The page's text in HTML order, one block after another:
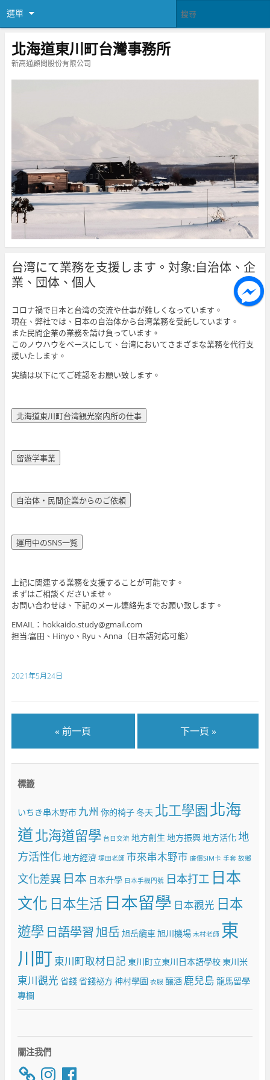
選單
北海道東川町台灣事務所
新高通顧問股份有限公司
台湾にて業務を支援します。対象:自治体、企
業、団体、個人
コロナ禍で日本と台湾の交流や仕事が難しくなっています。
現在、弊社では、日本の自治体から台湾業務を受託しています。
また民間企業の業務を請け負っています。
このノウハウをベースにして、台湾においてさまざまな業務を代行支
援いたします。
実績は以下にてご確認をお願い致します。
上記に関連する業務を支援することが可能です。
まずはご相談くださいませ。
お問い合わせは、下記のメール連絡先までお願い致します。
EMAIL：hokkaido.study@gmail.com
担当:富田、Hinyo、Ryu、Anna（日本語対応可能）
2021年5月24日
« 前一頁 下一頁 »
標籤
いちき串木野市 九州 你的椅子冬天 北工學園北海
道北海道留學 台日交流 地方創生 地方振興地方活化地
方活性化地方經濟 塚田老師 市來串木野市 廉價SIM卡 手套 故鄉
文化差異 日本 日本升學 日本手機門號 日本打工 日本
文化 日本生活 日本留學 日本觀光 日本
遊學 日語學習 旭岳 旭岳纜車 旭川機場 木村老師 東
川町東川町取材日記 東川町立東川日本語學校 東川米
東川觀光 省錢省錢祕方神村學園 衣服 釀酒 鹿兒島 龍馬留學
專欄
關注我們
InstagramFacebook